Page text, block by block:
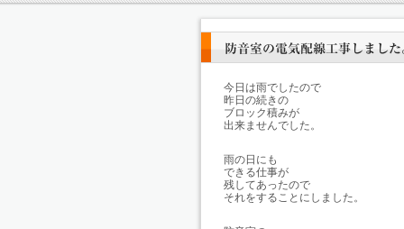
防音室の電気配線工事しました
今日は雨でしたので
昨日の続きの
ブロック積みが
出来ませんでした。
雨の日にも
できる仕事が
残してあったので
それをすることにしました。